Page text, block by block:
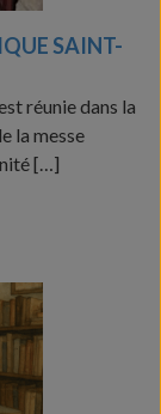
SAINT-
réunie dans la
la messe
[…]